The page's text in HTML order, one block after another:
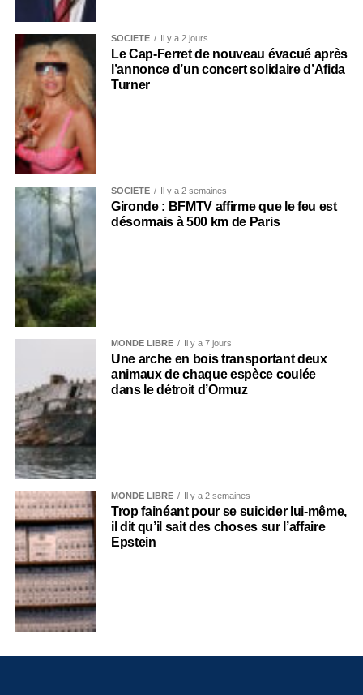
SOCIÉTÉ Il y a 2 jours
Le Cap-Ferret de nouveau évacué après
l’annonce d’un concert solidaire d’Afida
Turner
SOCIÉTÉ Il y a 2 semaines
Gironde : BFMTV affirme que le feu est
désormais à 500 km de Paris
MONDE LIBRE Il y a 7 jours
Une arche en bois transportant deux
animaux de chaque espèce coulée
dans le détroit d’Ormuz
MONDE LIBRE Il y a 2 semaines
Trop fainéant pour se suicider lui-même,
il dit qu’il sait des choses sur l’affaire
Epstein